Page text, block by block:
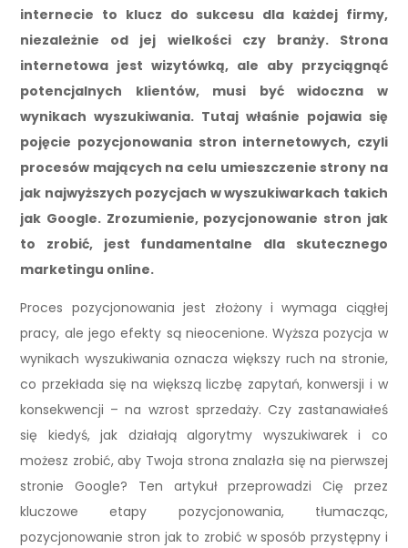
internecie to klucz do sukcesu dla każdej firmy,
niezależnie od jej wielkości czy branży. Strona
internetowa jest wizytówką, ale aby przyciągnąć
potencjalnych klientów, musi być widoczna w
wynikach wyszukiwania. Tutaj właśnie pojawia się
pojęcie pozycjonowania stron internetowych, czyli
procesów mających na celu umieszczenie strony na
jak najwyższych pozycjach w wyszukiwarkach takich
jak Google. Zrozumienie, pozycjonowanie stron jak
to zrobić, jest fundamentalne dla skutecznego
marketingu online.
Proces pozycjonowania jest złożony i wymaga ciągłej
pracy, ale jego efekty są nieocenione. Wyższa pozycja w
wynikach wyszukiwania oznacza większy ruch na stronie,
co przekłada się na większą liczbę zapytań, konwersji i w
konsekwencji – na wzrost sprzedaży. Czy zastanawiałeś
się kiedyś, jak działają algorytmy wyszukiwarek i co
możesz zrobić, aby Twoja strona znalazła się na pierwszej
stronie Google? Ten artykuł przeprowadzi Cię przez
kluczowe etapy pozycjonowania, tłumacząc,
pozycjonowanie stron jak to zrobić w sposób przystępny i